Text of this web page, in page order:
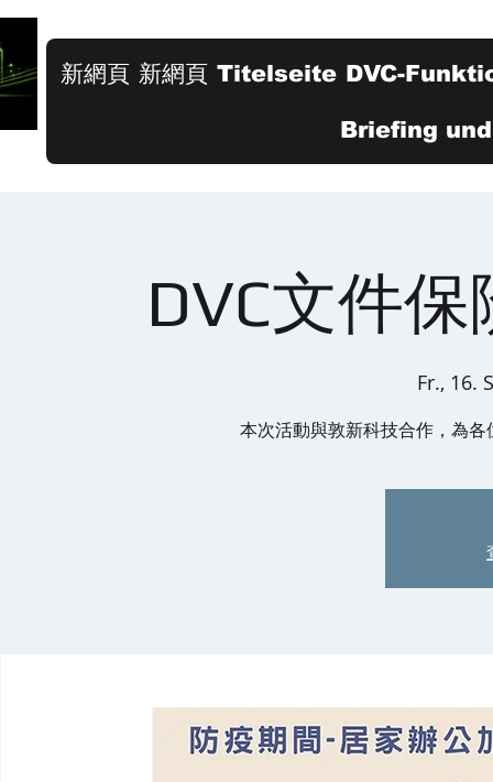
新網頁 新網頁 Titelseite DVC-
Briefing
DVC文件
Fr., 16.
本次活動與敦新科技合作，為